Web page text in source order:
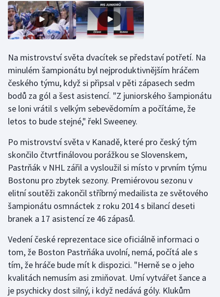
Short track
Sportovní střelba
Stolní tenis
Triatlon
Veslování
Vodní slalom
Volejbal
Ostatní
Na mistrovství světa dvacítek se představí potřetí. Na
minulém šampionátu byl nejproduktivnějším hráčem
českého týmu, když si připsal v pěti zápasech sedm
bodů za gól a šest asistencí. "Z juniorského šampionátu
se loni vrátil s velkým sebevědomím a počítáme, že
letos to bude stejné," řekl Sweeney.
Po mistrovství světa v Kanadě, které pro český tým
skončilo čtvrtfinálovou porážkou se Slovenskem,
Pastrňák v NHL zářil a vysloužil si místo v prvním týmu
Bostonu pro zbytek sezony. Premiérovou sezonu v
elitní soutěži zakončil stříbrný medailista ze světového
šampionátu osmnáctek z roku 2014 s bilancí deseti
branek a 17 asistencí ze 46 zápasů.
Vedení české reprezentace sice oficiálně informaci o
tom, že Boston Pastrňáka uvolní, nemá, počítá ale s
tím, že hráče bude mít k dispozici. "Herně se o jeho
kvalitách nemusím asi zmiňovat. Umí vytvářet šance a
je psychicky dost silný, i když nedává góly. Klukům